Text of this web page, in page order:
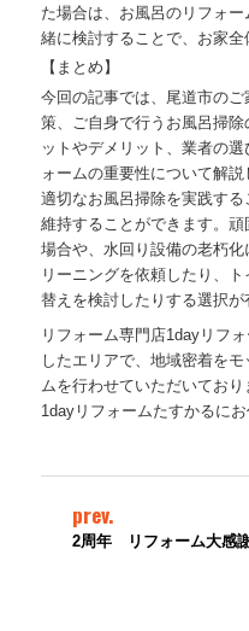
た場合は、お風呂のリフォ
緒に検討することで、お家全
【まとめ】
今回の記事では、尾道市の
策、ご自身で行うお風呂掃
ットやデメリット、業者の
ォームの重要性について解
適切なお風呂掃除を実践す
維持することができます。
場合や、水回り設備の老朽
リーニングを依頼したり、
替えを検討したりする選択が
リフォーム専門店1dayリフ
したエリアで、地域密着を
ムを行わせていただいてお
1dayリフォームたすかるにお
prev.
2周年 リフォーム大感